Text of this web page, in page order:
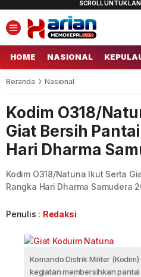
HOME NASIONAL
Beranda Nasional
Kodim O318/
Giat Bersih
Hari Dharma
Kodim O318/Natuna Ikut Serta
Rangka Hari Dharma Samudera
Penulis : Redaksi
Komando Distrik Militer
kegiatan membersihkan